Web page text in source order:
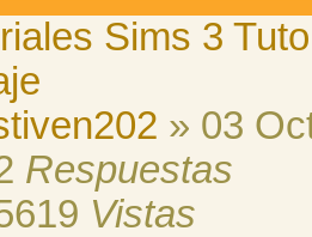
Sims 3
» 03
Respuestas
Vistas